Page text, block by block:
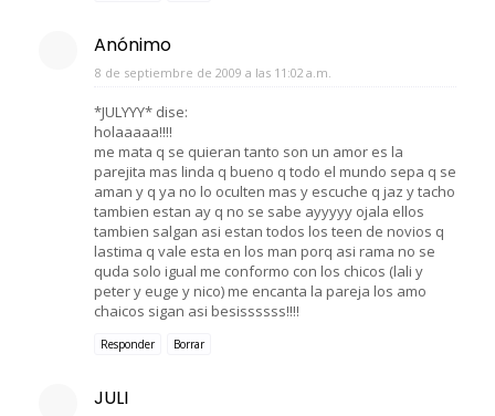
Anónimo
8 de septiembre de 2009 a las 11:02 a.m.
*JULYYY* dise:
holaaaaa!!!!
me mata q se quieran tanto son un amor es la
parejita mas linda q bueno q todo el mundo sepa q se
aman y q ya no lo oculten mas y escuche q jaz y tacho
tambien estan ay q no se sabe ayyyyy ojala ellos
tambien salgan asi estan todos los teen de novios q
lastima q vale esta en los man porq asi rama no se
quda solo igual me conformo con los chicos (lali y
peter y euge y nico) me encanta la pareja los amo
chaicos sigan asi besissssss!!!!
Responder Borrar
JULI